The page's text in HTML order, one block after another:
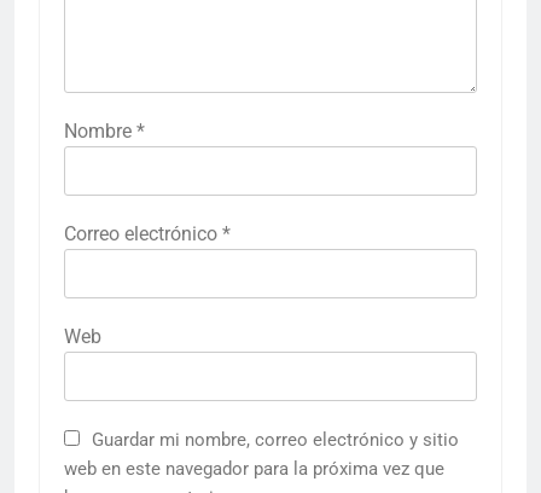
Nombre *
Correo electrónico *
Web
Guardar mi nombre, correo electrónico y sitio
web en este navegador para la próxima vez que